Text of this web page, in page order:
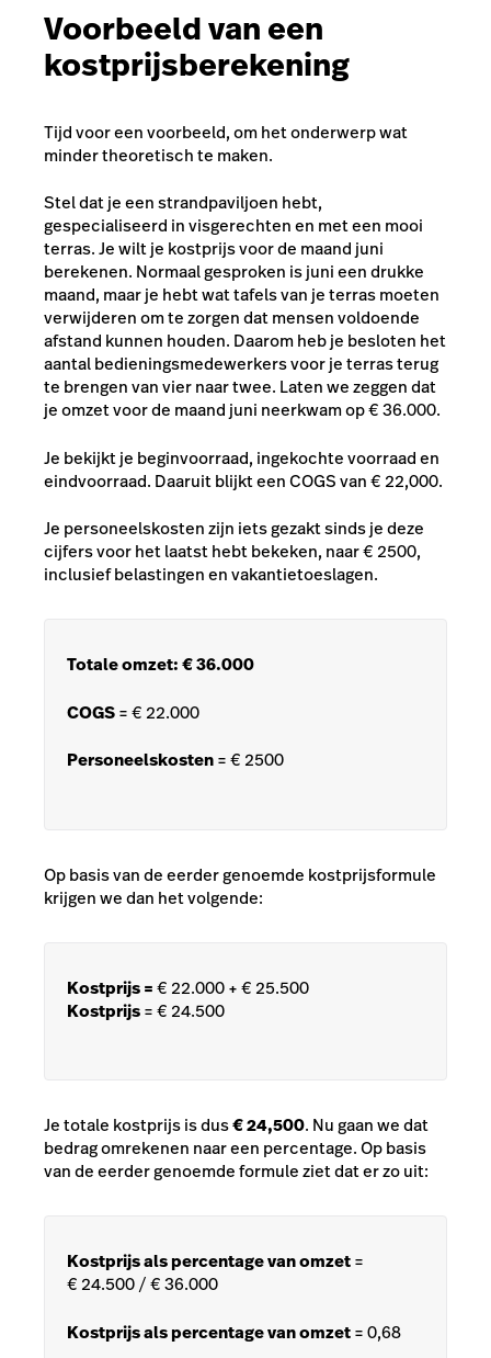
Voorbeeld van een
kostprijsberekening
Tijd voor een voorbeeld, om het onderwerp wat
minder theoretisch te maken.
Stel dat je een strandpaviljoen hebt,
gespecialiseerd in visgerechten en met een mooi
terras. Je wilt je kostprijs voor de maand juni
berekenen. Normaal gesproken is juni een drukke
maand, maar je hebt wat tafels van je terras moeten
verwijderen om te zorgen dat mensen voldoende
afstand kunnen houden. Daarom heb je besloten het
aantal bedieningsmedewerkers voor je terras terug
te brengen van vier naar twee. Laten we zeggen dat
je omzet voor de maand juni neerkwam op€36.000.
Je bekijkt je beginvoorraad, ingekochte voorraad en
eindvoorraad. Daaruit blijkt een COGS van€ 22,000.
Je personeelskosten zijn iets gezakt sinds je deze
cijfers voor het laatst hebt bekeken, naar€ 2500,
inclusief belastingen en vakantietoeslagen.
Totale omzet:€36.000
COGS=€ 22.000
Personeelskosten=€ 2500
Op basis van de eerder genoemde kostprijsformule
krijgen we dan het volgende:
Kostprijs =€ 22.000 + € 25.500
Kostprijs=€ 24.500
Je totale kostprijs is dus€ 24,500. Nu gaan we dat
bedrag omrekenen naar een percentage. Op basis
van de eerder genoemde formule ziet dat er zo uit:
Kostprijs als percentage van omzet=
€ 24.500 /€36.000
Kostprijs als percentage van omzet= 0,68